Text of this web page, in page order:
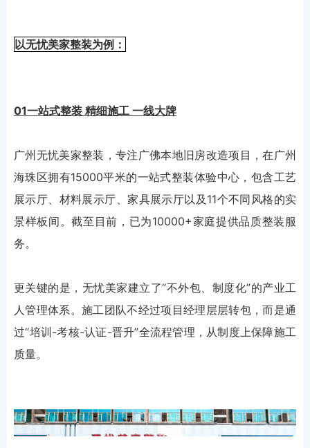
以无忧美家整装为例：
01一站式整装 精细施工 一线大牌
广州无忧美家整装，专注广佛本地旧房改造项目，在广州
海珠区拥有15000平米的一站式整装体验中心，包含工艺
展示厅、材料展示厅、家具展示厅以及11个不同风格的实
景样板间。截至目前，已为10000+家庭提供品质整装服
务。
更关键的是，无忧美家建立了“不外包、制度化”的产业工
人管理体系。施工团队不经过项目经理层层转包，而是通
过“培训-考核-认证-晋升”全流程管理，从制度上保障施工
质量。